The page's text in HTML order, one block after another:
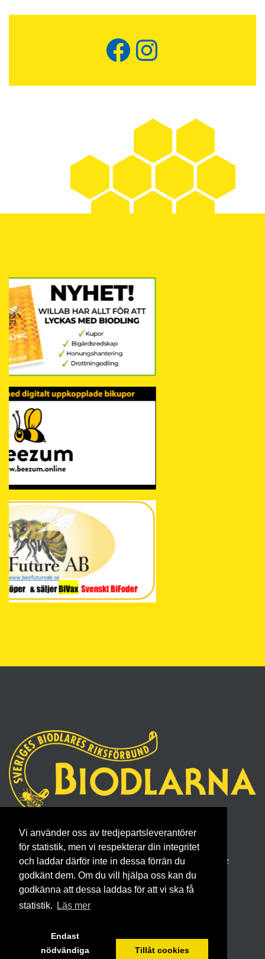
Vi använder oss av tredjepartsleverantörer
för statistik, men vi respekterar din integritet
och laddar därför inte in dessa förrän du
godkänt dem. Om du vill hjälpa oss kan du
godkänna att dessa laddas för att vi ska få
statistik.
Läs mer
Endast
nödvändiga
Tillåt cookies
Facebook
Instagram
Sveriges Biodlares Riksförbund
Borgmästaregatan 26, 596 34 Skänninge
Telefon 0142- 48 20 00, E-post: info@biodlarna.se
Köpvillkor för medlemskap